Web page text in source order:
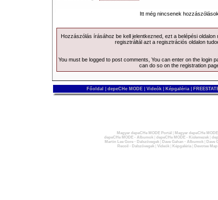
Itt még nincsenek
Hozzászólás írásához be kell jelentkezned, ezt a belépésioldalon
regisztráltál azt a regisztrációs oldalon
You must be logged to post comments, You can enter on the login
can do so on the registration
Főoldal depeCHe MODE Videók Képgaléria
Magyar depeCHe MODE Portál
Magyar depeCHe
depeCHe MODE - Albumok| depeCHe MODE - Kislemezek|
Martin Lee Gore - Dalszövegek| Dave Gahan - Albumok|
Dave
Recoil - Dalszövegek| Videók| Képgaléria| Devotee Map